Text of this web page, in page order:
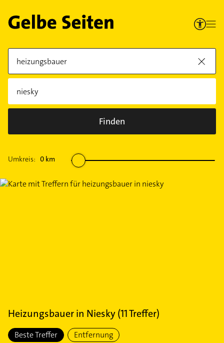
Finden
Umkreis: 0 km
Heizungsbauerin Niesky(11Treffer)
Beste Treffer Entfernung